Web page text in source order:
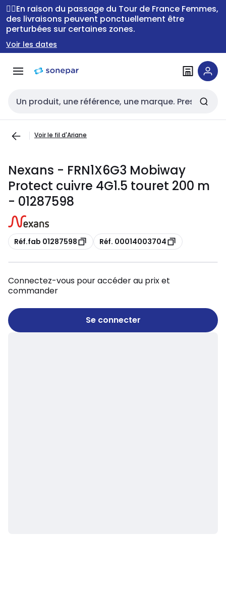
Passer à la
navigation
Passer
au
contenu
🚴‍♂️En raison du passage du Tour de France Femmes,
des livraisons peuvent ponctuellement être
perturbées sur certaines zones.
Voir les dates
Entrée de recherche
Voir le fil d'Ariane
Nexans - FRN1X6G3 Mobiway
Protect cuivre 4G1.5 touret 200 m
- 01287598
Copie
Réf.fab 01287598 Copie
Réf. 00014003704
Connectez-vous pour accéder au prix et
commander
Se connecter